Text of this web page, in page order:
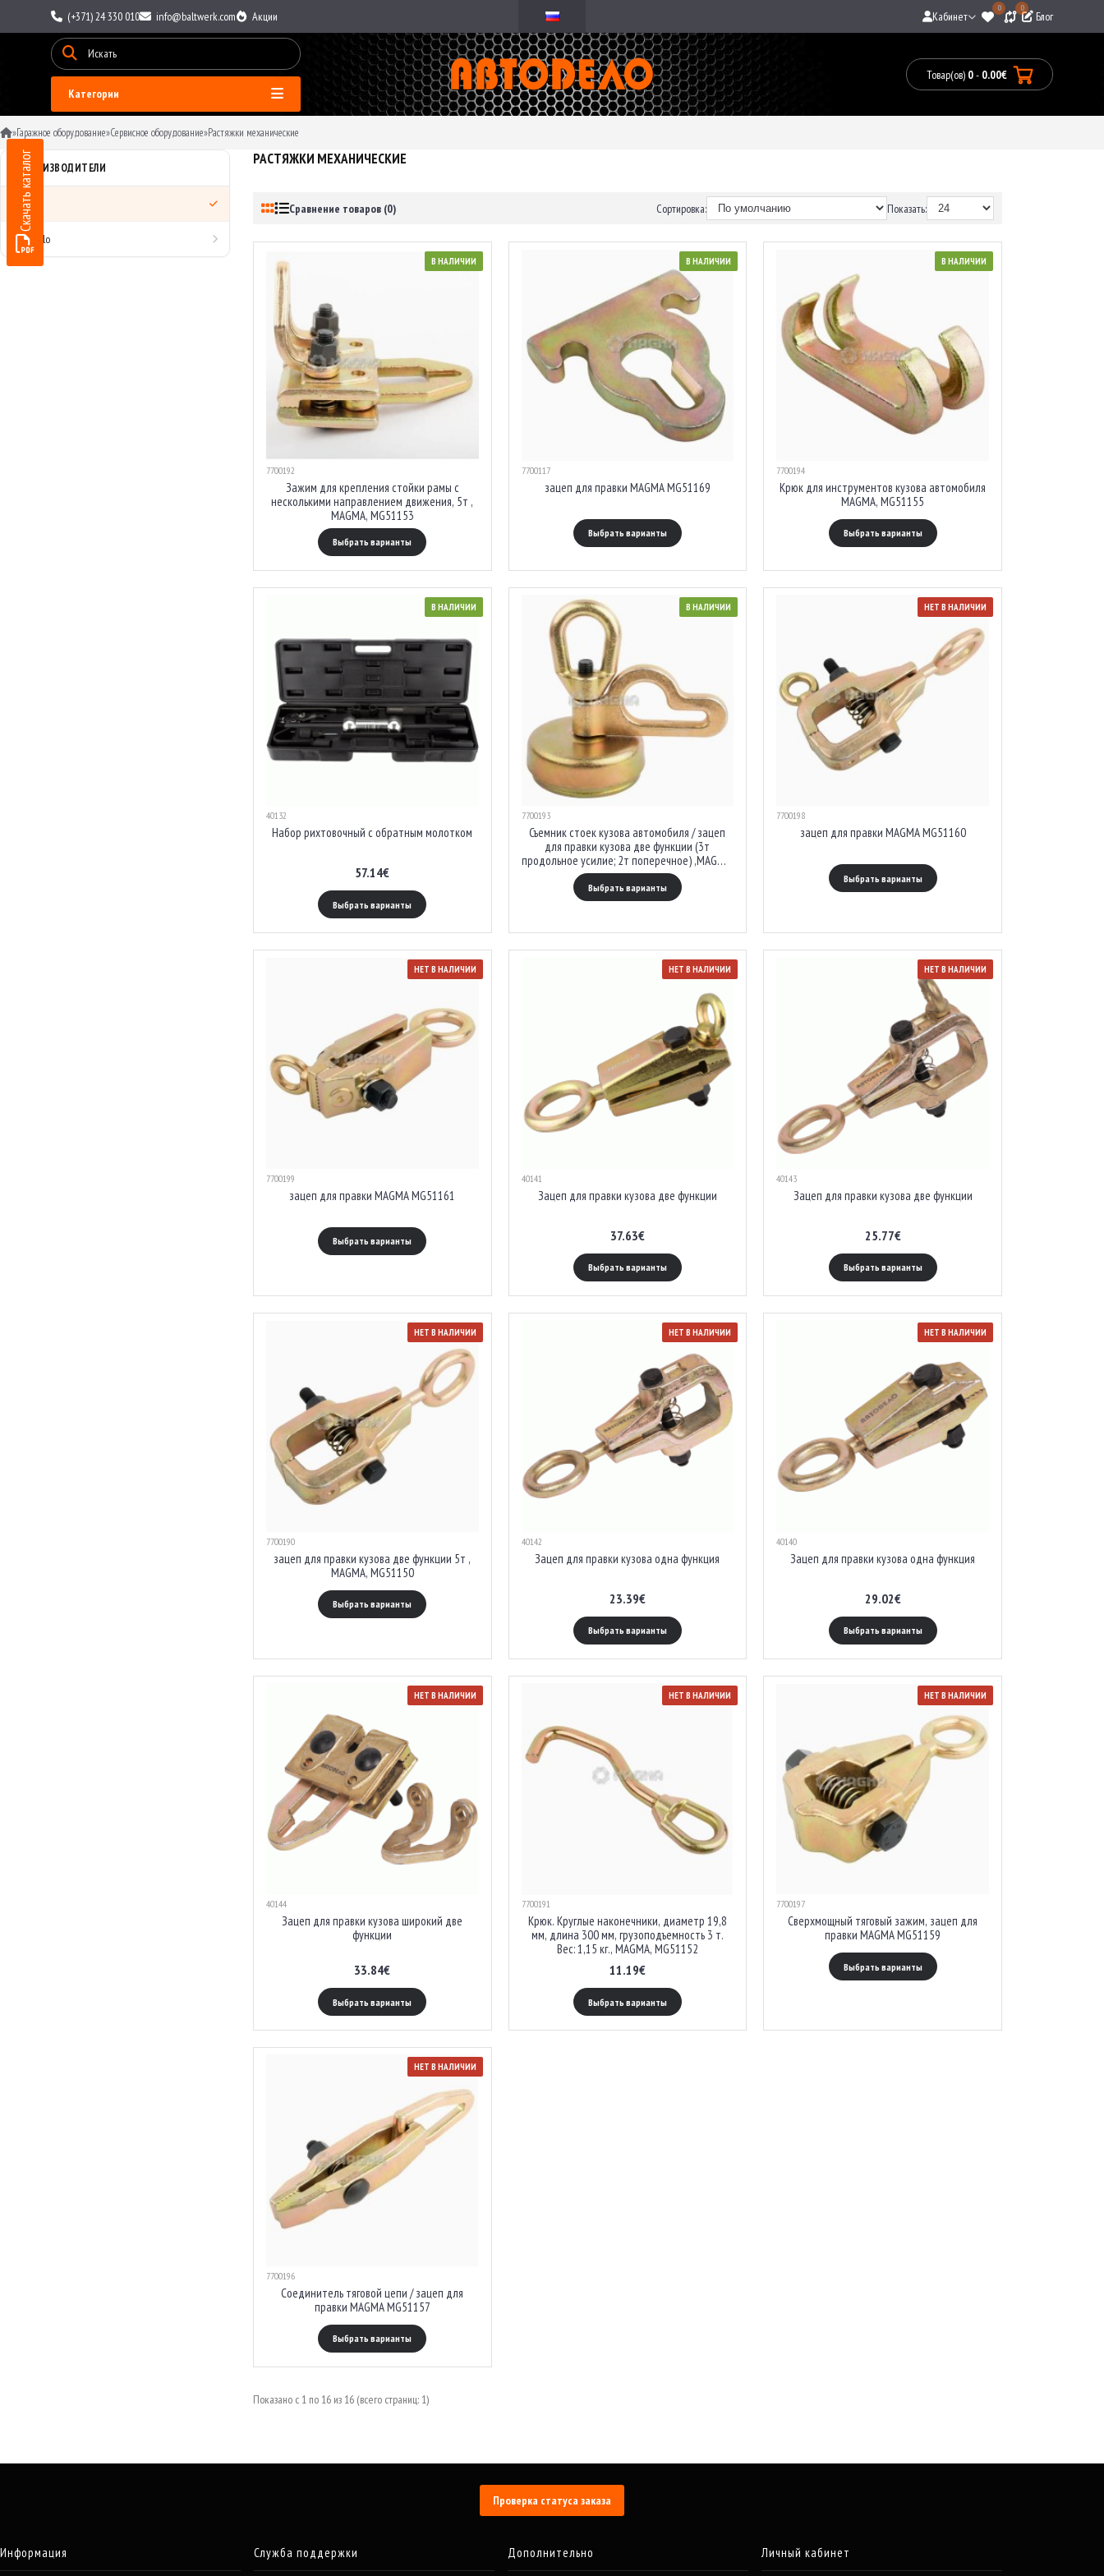
(+371) 24 330 010 info@baltwerk.com Акции Кабинет
0 0
Блог
Категории
Товар(ов) 0- 0.00€
Товары:
Скачать каталог
»Гаражное оборудование»Сервисное оборудование»Растяжки механические
ПРОИЗВОДИТЕЛИ
Все
AvtoDelo
РАСТЯЖКИ МЕХАНИЧЕСКИЕ
Сравнение товаров (0) Сортировка: Показать:
В НАЛИЧИИ
7700192
Зажим для крепления стойки рамы с
несколькими направлением движения, 5т ,
MAGMA, MG51153
Выбрать варианты
В НАЛИЧИИ
7700117
зацеп для правки MAGMA MG51169
Выбрать варианты
В НАЛИЧИИ
7700194
Крюк для инструментов кузова автомобиля
MAGMA, MG51155
Выбрать варианты
В НАЛИЧИИ
40132
Набор рихтовочный с обратным молотком
57.14€
Выбрать варианты
В НАЛИЧИИ
7700193
Съемник стоек кузова автомобиля / зацеп
для правки кузова две функции (3т
продольное усилие; 2т поперечное) ,MAGMA,
MG51154
Выбрать варианты
НЕТ В НАЛИЧИИ
7700198
зацеп для правки MAGMA MG51160
Выбрать варианты
НЕТ В НАЛИЧИИ
7700199
зацеп для правки MAGMA MG51161
Выбрать варианты
НЕТ В НАЛИЧИИ
40141
Зацеп для правки кузова две функции
37.63€
Выбрать варианты
НЕТ В НАЛИЧИИ
40143
Зацеп для правки кузова две функции
25.77€
Выбрать варианты
НЕТ В НАЛИЧИИ
7700190
зацеп для правки кузова две функции 5т ,
MAGMA, MG51150
Выбрать варианты
НЕТ В НАЛИЧИИ
40142
Зацеп для правки кузова одна функция
23.39€
Выбрать варианты
НЕТ В НАЛИЧИИ
40140
Зацеп для правки кузова одна функция
29.02€
Выбрать варианты
НЕТ В НАЛИЧИИ
40144
Зацеп для правки кузова широкий две
функции
33.84€
Выбрать варианты
НЕТ В НАЛИЧИИ
7700191
Крюк. Круглые наконечники, диаметр 19,8
мм, длина 300 мм, грузоподъемность 3 т.
Вес: 1,15 кг., MAGMA, MG51152
11.19€
Выбрать варианты
НЕТ В НАЛИЧИИ
7700197
Сверхмощный тяговый зажим, зацеп для
правки MAGMA MG51159
Выбрать варианты
НЕТ В НАЛИЧИИ
7700196
Соединитель тяговой цепи / зацеп для
правки MAGMA MG51157
Выбрать варианты
Показано с 1 по 16 из 16 (всего страниц: 1)
Проверка статуса заказа
Информация Служба поддержки Дополнительно Личный кабинет